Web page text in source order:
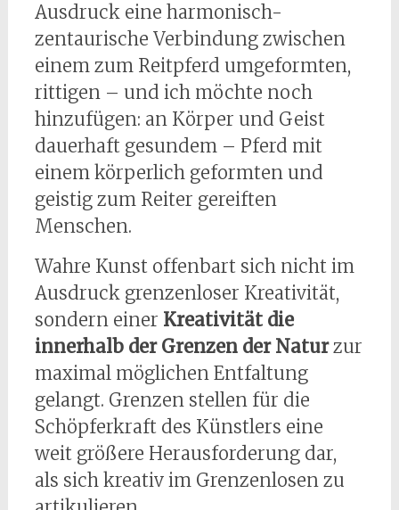
Ausdruck eine harmonisch-
zentaurische Verbindung zwischen
einem zum Reitpferd umgeformten,
rittigen – und ich möchte noch
hinzufügen: an Körper und Geist
dauerhaft gesundem – Pferd mit
einem körperlich geformten und
geistig zum Reiter gereiften
Menschen.
Wahre Kunst offenbart sich nicht im
Ausdruck grenzenloser Kreativität,
sondern einer Kreativität die
innerhalb der Grenzen der Naturzur
maximal möglichen Entfaltung
gelangt. Grenzen stellen für die
Schöpferkraft des Künstlers eine
weit größere Herausforderung dar,
als sich kreativ im Grenzenlosen zu